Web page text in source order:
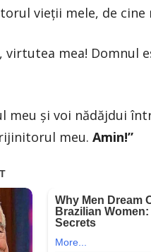
vieţii mele, de cine
virtutea mea! Domnul
meu şi voi nădăjdui
meu. Amin!”